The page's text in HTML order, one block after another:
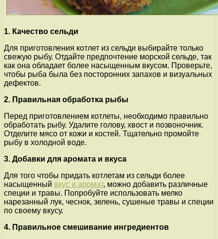
1. Качество сельди
Для приготовления котлет из сельди выбирайте только
свежую рыбу. Отдайте предпочтение морской сельде, так
как она обладает более насыщенным вкусом. Проверьте,
чтобы рыба была без посторонних запахов и визуальных
дефектов.
2. Правильная обработка рыбы
Перед приготовлением котлеты, необходимо правильно
обработать рыбу. Удалите голову, хвост и позвоночник.
Отделите мясо от кожи и костей. Тщательно промойте
рыбу в холодной воде.
3. Добавки для аромата и вкуса
Для того чтобы придать котлетам из сельди более
насыщенный вкус и аромат, можно добавить различные
специи и травы. Попробуйте использовать мелко
нарезанный лук, чеснок, зелень, сушеные травы и специи
по своему вкусу.
4. Правильное смешивание ингредиентов